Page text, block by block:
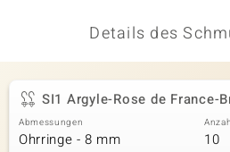
Details des
SI1 Argyle-Rose de France-
Abmessungen
Ohrringe - 8 mm 10